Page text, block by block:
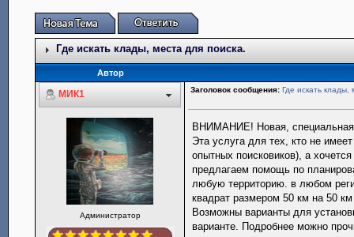
Где искать клады, места для поиска.
Автор
МИК1 Заголовок сообщения: Где искать клады,
Администратор
ВНИМАНИЕ! Новая, специальная
Эта услуга для тех, кто не
опытных поисковиков), а
предлагаем помощь по
любую территорию. в любом
квадрат размером 50 км на 50
Возможны варианты для
варианте. Подробнее можно